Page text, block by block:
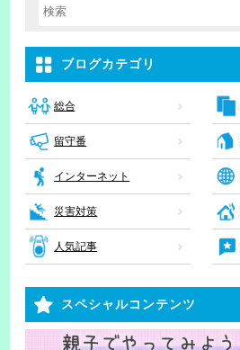
検索キーワード入力
ブログカテゴリ
総合
留守番
インターネット
災害対策
人気記事
スペシャルコンテンツ